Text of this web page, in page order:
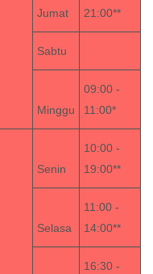
Jumat
21:00**
Sabtu
Minggu
09:00 -
11:00*
Senin
10:00 -
19:00**
Selasa
11:00 -
14:00**
16:30 -